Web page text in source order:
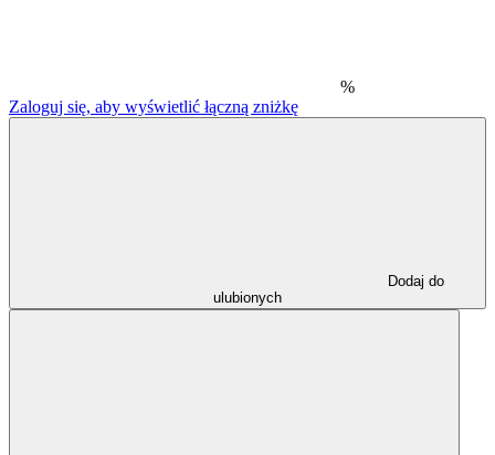
%
Zaloguj się, aby wyświetlić łączną zniżkę
Dodaj do
ulubionych